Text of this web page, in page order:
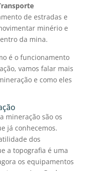
de estradas e
minério e
da mina.
é o funcionamento
vamos falar mais
e como eles
mineraçãosão os
já conhecemos.
dos
a topografia é uma
os equipamentos